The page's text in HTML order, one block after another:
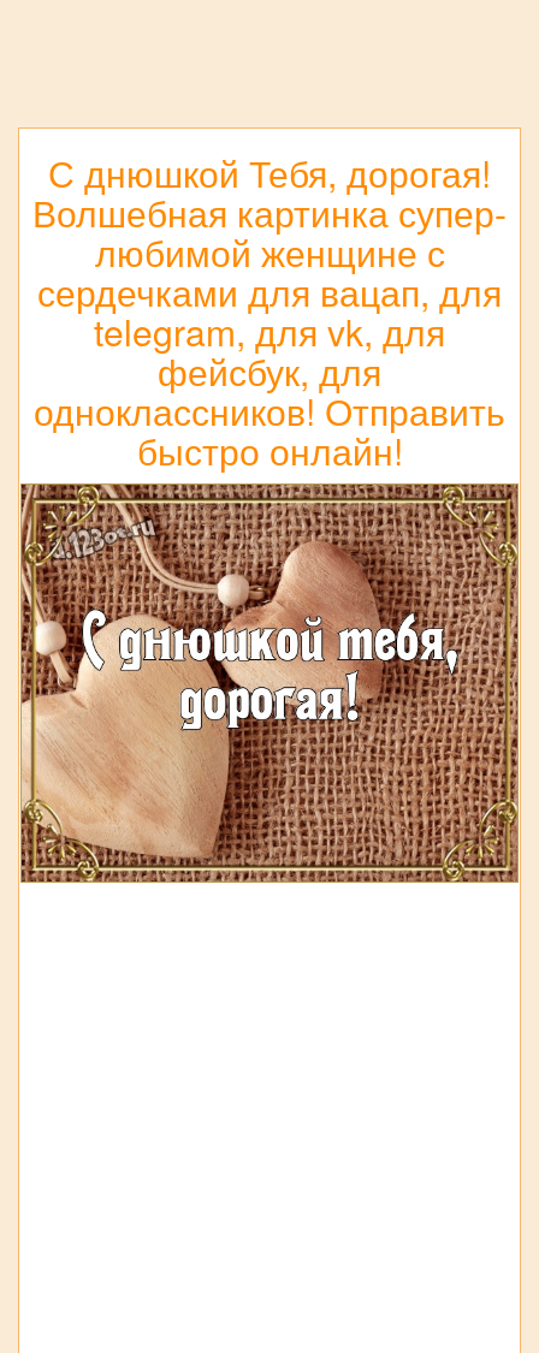
С днюшкой Тебя, дорогая!
Волшебная картинка супер-
любимой женщине с
сердечками для вацап, для
telegram, для vk, для
фейсбук, для
одноклассников! Отправить
быстро онлайн!